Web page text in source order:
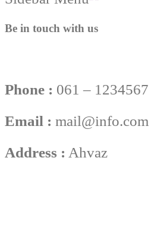
Be in touch with us
Phone : 061 – 1234567
Email : mail@info.com
Address : Ahvaz